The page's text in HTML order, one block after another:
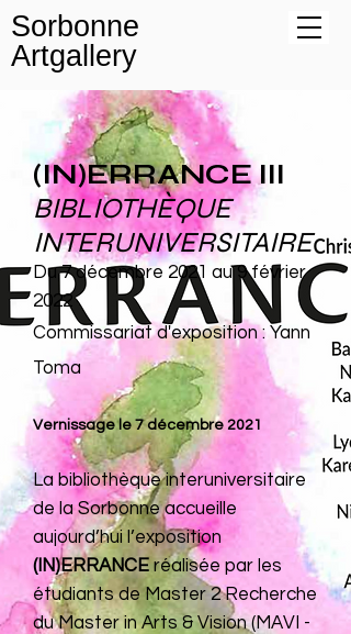
Sorbonne
Artgallery
(IN)ERRANCE III
BIBLIOTHÈQUE
INTERUNIVERSITAIRE
Du 7 décembre 2021 au 9 février
2022
Commissariatd'exposition : Yann
Toma
Vernissagele 7 décembre 2021
La bibliothèque interuniversitaire
de la Sorbonne accueille
aujourd’hui l’exposition
(IN)ERRANCE réalisée par les
étudiants de Master 2 Recherche
du Master in Arts & Vision (MAVI -